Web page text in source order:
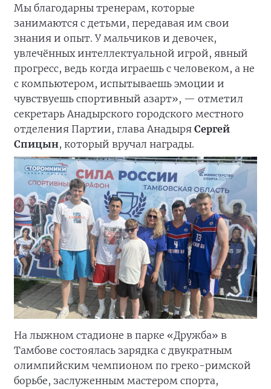
Мы благодарны тренерам, которые
занимаются с детьми, передавая им свои
знания и опыт. У мальчиков и девочек,
увлечённых интеллектуальной игрой, явный
прогресс, ведь когда играешь с человеком, а не
с компьютером, испытываешь эмоции и
чувствуешь спортивный азарт», — отметил
секретарь Анадырского городского местного
отделения Партии, глава Анадыря Сергей
Спицын, который вручал награды.
На лыжном стадионе в парке «Дружба» в
Тамбове состоялась зарядка с двукратным
олимпийским чемпионом по греко-римской
борьбе, заслуженным мастером спорта,